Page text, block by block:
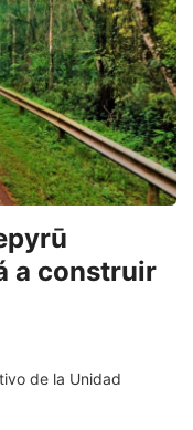
a construir
de la Unidad